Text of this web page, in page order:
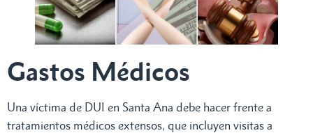
Gastos Médicos
Una víctima de DUI en Santa Ana debe hacer frente a
tratamientos médicos extensos, que incluyen visitas a